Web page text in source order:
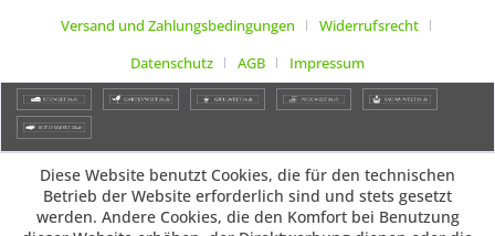
Versand und Zahlungsbedingungen
Widerrufsrecht
Datenschutz
AGB Impressum
Diese Website benutzt Cookies, die für den technischen
Betrieb der Website erforderlich sind und stets gesetzt
werden. Andere Cookies, die den Komfort bei Benutzung